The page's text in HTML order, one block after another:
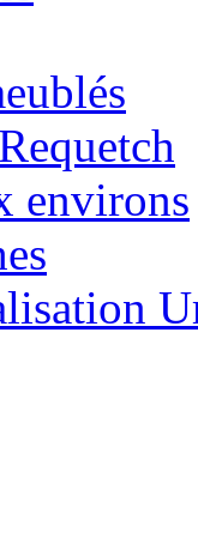
environs